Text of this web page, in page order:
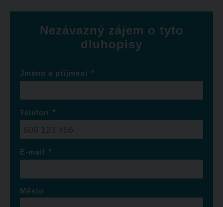
Nezávazný zájem o tyto
dluhopisy
Jméno a příjmení *
Telefon *
E-mail *
Město